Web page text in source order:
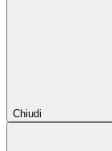
Chiudi